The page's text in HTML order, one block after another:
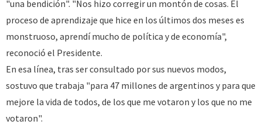
"una bendición". "Nos hizo corregir un montón de cosas. El
proceso de aprendizaje que hice en los últimos dos meses es
monstruoso, aprendí mucho de política y de economía",
reconoció el Presidente.
En esa línea, tras ser consultado por sus nuevos modos,
sostuvo que trabaja "para 47 millones de argentinos y para que
mejore la vida de todos, de los que me votaron y los que no me
votaron".